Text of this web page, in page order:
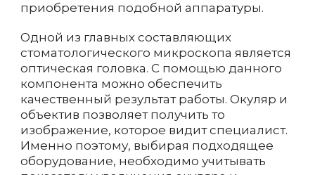
приобретения подобной аппаратуры.
Одной из главных составляющих
стоматологического микроскопа является
оптическая головка. С помощью данного
компонента можно обеспечить
качественный результат работы. Окуляр и
объектив позволяет получить то
изображение, которое видит специалист.
Именно поэтому, выбирая подходящее
оборудование, необходимо учитывать